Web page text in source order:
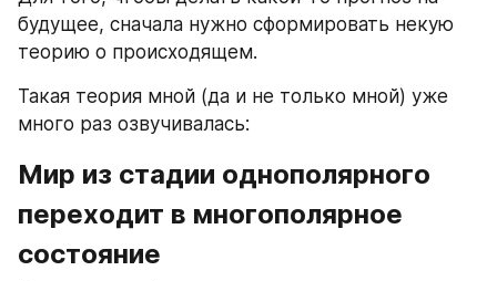
будущее, сначала нужно сформировать некую
теорию о происходящем.
Такая теория мной (да и не только мной) уже
много раз озвучивалась:
Мир из стадии однополярного
переходит в многополярное
состояние